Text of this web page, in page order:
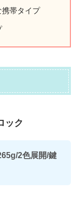
帯タイプ
ック
2色展開/鍵